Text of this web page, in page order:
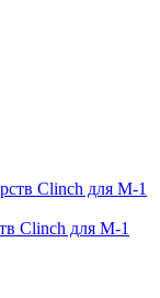
Clinch для M-1